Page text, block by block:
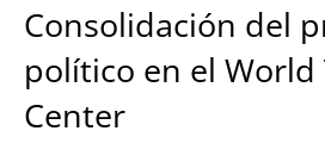
Consolidación del
político en el World
Center